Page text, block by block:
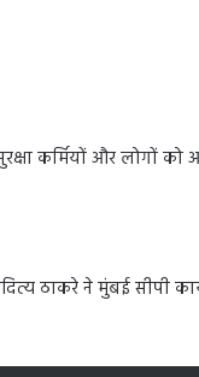
कर्मियों और लोगों
ठाकरे ने मुंबई सीपी